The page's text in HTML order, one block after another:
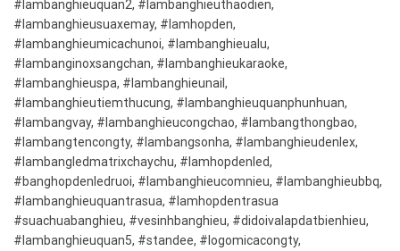
#lambanghieuquan2, #lambanghieuthaodien,
#lambanghieusuaxemay, #lamhopden,
#lambanghieumicachunoi, #lambanghieualu,
#lambanginoxsangchan, #lambanghieukaraoke,
#lambanghieuspa, #lambanghieunail,
#lambanghieutiemthucung, #lambanghieuquanphunhuan,
#lambangvay, #lambanghieucongchao, #lambangthongbao,
#lambangtencongty, #lambangsonha, #lambanghieudenlex,
#lambangledmatrixchaychu, #lamhopdenled,
#banghopdenledruoi, #lambanghieucomnieu, #lambanghieubbq,
#lambanghieuquantrasua, #lamhopdentrasua
#suachuabanghieu, #vesinhbanghieu, #didoivalapdatbienhieu,
#lambanghieuquan5, #standee, #logomicacongty,